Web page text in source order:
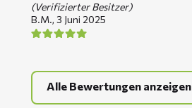
(Verifizierter Besitzer)
B.M., 3 Juni 2025
Alle Bewertungen anzeigen